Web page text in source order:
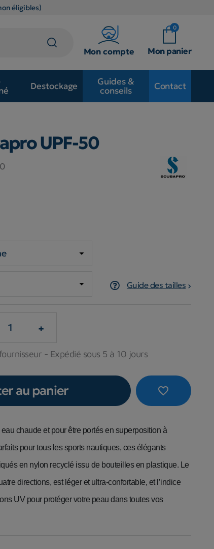
éligibles)
Mon compte
0
Mon panier
Destockage
Guides &
conseils
Contact
UPF-50
Guide des tailles
+
- Expédié sous 5 à 10 jours
favorite_border
au panier
chaude et pour être portés en superposition à
pour tous les sports nautiques, ces élégants
en nylon recyclé issu de bouteilles en plastique. Le
directions, est léger et ultra-confortable, et l’indice
UV pour protéger votre peau dans toutes vos